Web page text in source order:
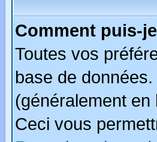
Comment puis-
Toutes vos
base de
(généralement
Ceci vous